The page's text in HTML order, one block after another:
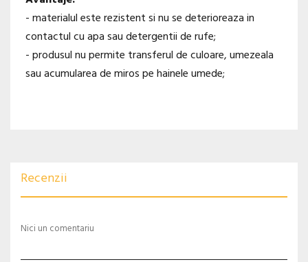
- materialul este rezistent si nu se deterioreaza in
contactul cu apa sau detergentii de rufe;
- produsul nu permite transferul de culoare, umezeala
sau acumularea de miros pe hainele umede;
Recenzii
Nici un comentariu